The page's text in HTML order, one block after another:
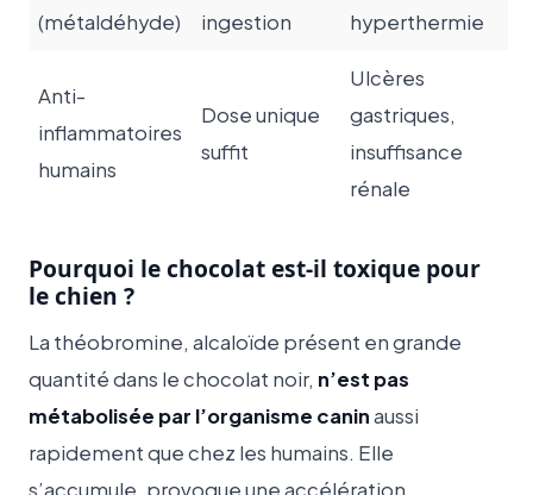
(métaldéhyde)
ingestion
hyperthermie
Anti-
inflammatoires
humains
Dose unique
suffit
Ulcères
gastriques,
insuffisance
rénale
Pourquoi le chocolat est-il toxique pour
le chien ?
La théobromine, alcaloïde présent en grande
quantité dans le chocolat noir, n’est pas
métabolisée par l’organisme caninaussi
rapidement que chez les humains. Elle
s’accumule, provoque une accélération